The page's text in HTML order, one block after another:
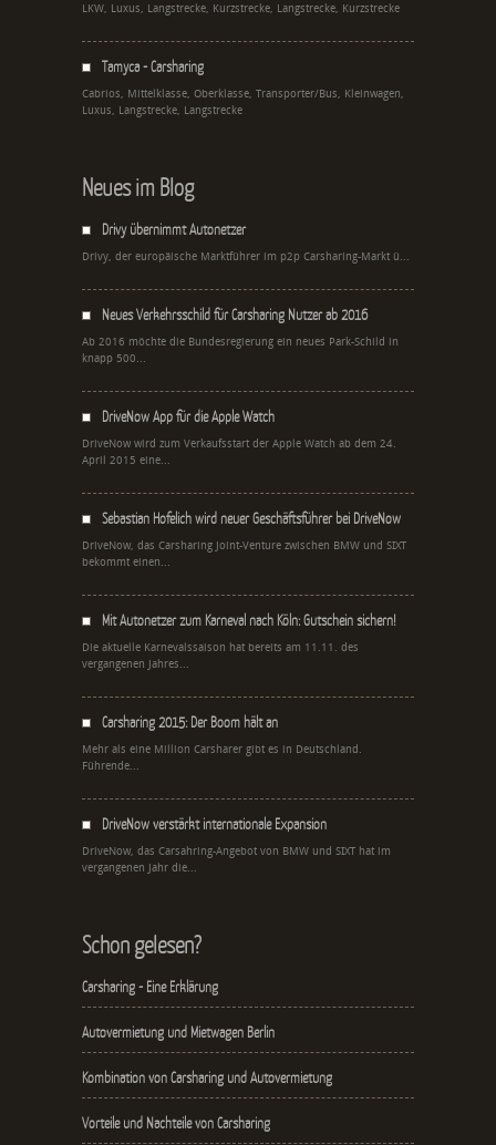
LKW, Luxus, Langstrecke, Kurzstrecke, Langstrecke, Kurzstrecke
Tamyca - Carsharing
Cabrios, Mittelklasse, Oberklasse, Transporter/Bus, Kleinwagen,
Luxus, Langstrecke, Langstrecke
Neues im Blog
Drivy übernimmt Autonetzer
Drivy, der europäische Marktführer im p2p Carsharing-Markt ü...
Neues Verkehrsschild für Carsharing Nutzer ab 2016
Ab 2016 möchte die Bundesregierung ein neues Park-Schild in
knapp 500...
DriveNow App für die Apple Watch
DriveNow wird zum Verkaufsstart der Apple Watch ab dem 24.
April 2015 eine...
Sebastian Hofelich wird neuer Geschäftsführer bei DriveNow
DriveNow, das Carsharing Joint-Venture zwischen BMW und SIXT
bekommt einen...
Mit Autonetzer zum Karneval nach Köln: Gutschein sichern!
Die aktuelle Karnevalssaison hat bereits am 11.11. des
vergangenen Jahres...
Carsharing 2015: Der Boom hält an
Mehr als eine Million Carsharer gibt es in Deutschland.
Führende...
DriveNow verstärkt internationale Expansion
DriveNow, das Carsahring-Angebot von BMW und SIXT hat im
vergangenen Jahr die...
Schon gelesen?
Carsharing - Eine Erklärung
Autovermietung und Mietwagen Berlin
Kombination von Carsharing und Autovermietung
Vorteile und Nachteile von Carsharing